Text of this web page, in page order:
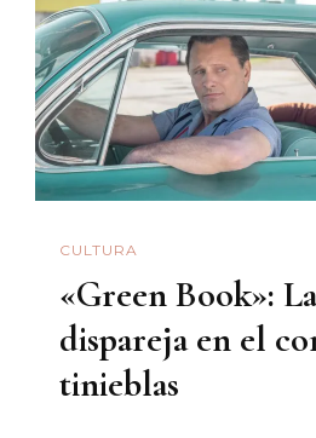
CULTURA
«Green Book»:
dispareja en el
tinieblas